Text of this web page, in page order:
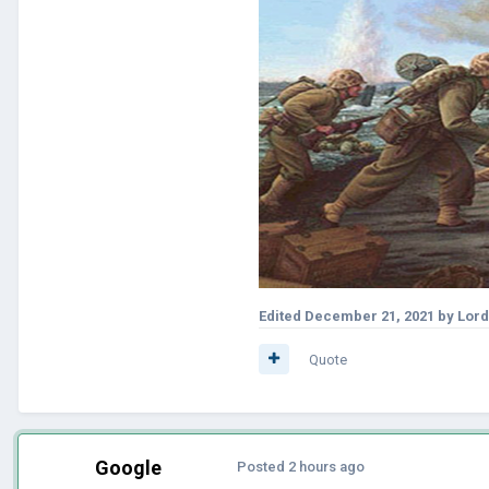
Edited December 21, 2021 by
Quote
Google Posted 2 hours ago